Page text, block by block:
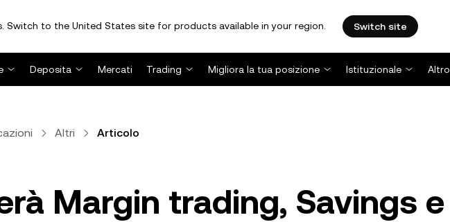
Switch to the United States site for products available in your region. Switch site
Deposita Mercati Trading Migliora la tua posizione Istituzionale Altro
Altri Articolo
Margin trading, Savings e